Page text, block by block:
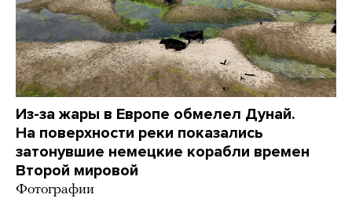
Из-за жары в Европе обмелел Дунай.
На поверхности реки показались
затонувшие немецкие корабли времен
Второй мировой
Фотографии